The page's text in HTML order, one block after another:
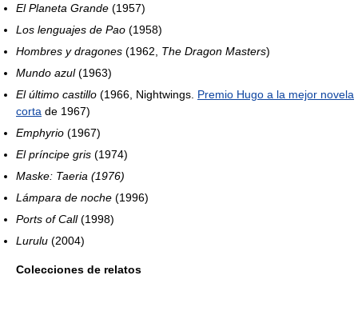
El Planeta Grande (1957)
Los lenguajes de Pao (1958)
Hombres y dragones (1962, The Dragon Masters)
Mundo azul(1963)
El último castillo (1966, Nightwings. Premio Hugo a la mejor novela
corta de 1967)
Emphyrio (1967)
El príncipe gris (1974)
Maske: Taeria (1976)
Lámpara de noche (1996)
Ports of Call(1998)
Lurulu (2004)
Colecciones de relatos